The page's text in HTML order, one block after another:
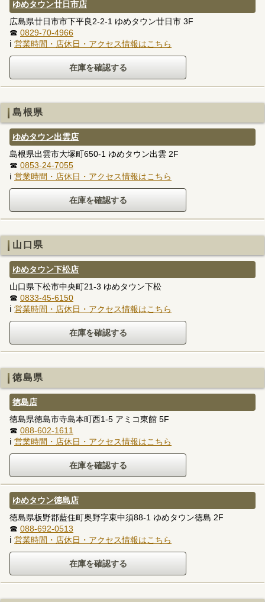
ゆめタウン廿日市店
広島県廿日市市下平良2-2-1 ゆめタウン廿日市 3F
☎ 0829-70-4966
ℹ 営業時間・店休日・アクセス情報はこちら
島根県
ゆめタウン出雲店
島根県出雲市大塚町650-1 ゆめタウン出雲 2F
☎ 0853-24-7055
ℹ 営業時間・店休日・アクセス情報はこちら
山口県
ゆめタウン下松店
山口県下松市中央町21-3 ゆめタウン下松
☎ 0833-45-6150
ℹ 営業時間・店休日・アクセス情報はこちら
徳島県
徳島店
徳島県徳島市寺島本町西1-5 アミコ東館 5F
☎ 088-602-1611
ℹ 営業時間・店休日・アクセス情報はこちら
ゆめタウン徳島店
徳島県板野郡藍住町奥野字東中須88-1 ゆめタウン徳島 2F
☎ 088-692-0513
ℹ 営業時間・店休日・アクセス情報はこちら